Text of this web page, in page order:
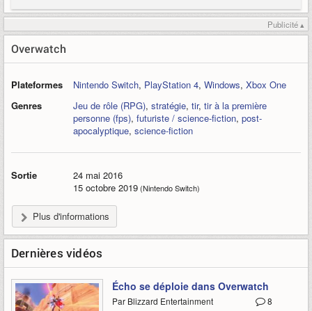
Publicité ▴
Overwatch
Plateformes Nintendo Switch, PlayStation 4, Windows, Xbox One
Genres
Jeu de rôle (RPG), stratégie, tir, tir à la première
personne (fps), futuriste / science-fiction, post-
apocalyptique, science-fiction
Sortie
24 mai 2016
15 octobre 2019(Nintendo Switch)
Plus d'informations
Dernières vidéos
Écho se déploie dans Overwatch
8
Par Blizzard Entertainment